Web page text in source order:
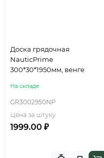
Доска грядочная
NauticPrime
300*30*1950мм, венге
На складе
GR3002950NP
Цена за штуку
1999.00 ₽